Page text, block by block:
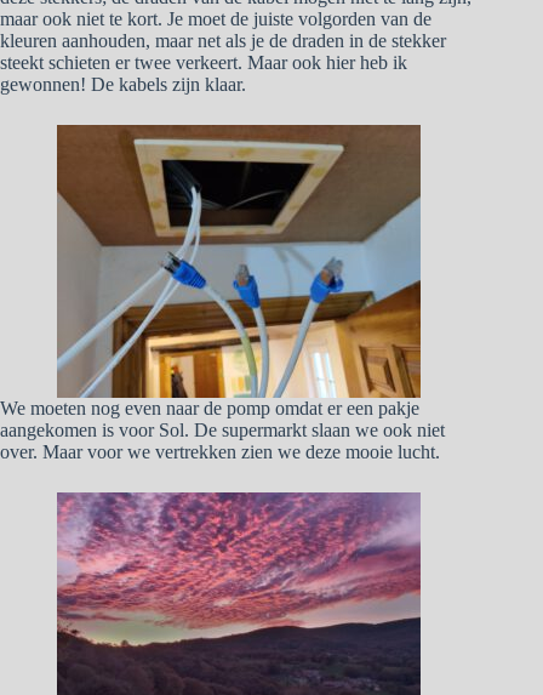
maar ook niet te kort. Je moet de juiste volgorden van de
kleuren aanhouden, maar net als je de draden in de stekker
steekt schieten er twee verkeert. Maar ook hier heb ik
gewonnen! De kabels zijn klaar.
We moeten nog even naar de pomp omdat er een pakje
aangekomen is voor Sol. De supermarkt slaan we ook niet
over. Maar voor we vertrekken zien we deze mooie lucht.